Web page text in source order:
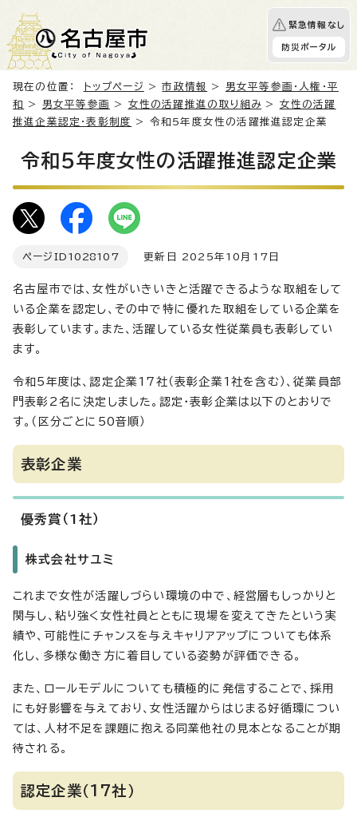
緊急情報なし
防災ポータル
現在の位置： トップページ >市政情報 > 男女平等参画・人権・平
和
> 男女平等参画 > 女性の活躍推進の取り組み > 女性の活躍
推進企業認定・表彰制度
> 令和5年度女性の活躍推進認定企業
令和5年度女性の活躍推進認定企業
ページID 1028107 更新日 2025年10月17日
名古屋市では、女性がいきいきと活躍できるような取組をして
いる企業を認定し、その中で特に優れた取組をしている企業を
表彰しています。また、活躍している女性従業員も表彰してい
ます。
令和5年度は、認定企業17社（表彰企業1社を含む）、従業員部
門表彰2名に決定しました。認定・表彰企業は以下のとおりで
す。（区分ごとに50音順）
表彰企業
優秀賞（1社）
株式会社サユミ
これまで女性が活躍しづらい環境の中で、経営層もしっかりと
関与し、粘り強く女性社員とともに現場を変えてきたという実
績や、可能性にチャンスを与えキャリアアップについても体系
化し、多様な働き方に着目している姿勢が評価できる。
また、ロールモデルについても積極的に発信することで、採用
にも好影響を与えており、女性活躍からはじまる好循環につい
ては、人材不足を課題に抱える同業他社の見本となることが期
待される。
認定企業（17社）